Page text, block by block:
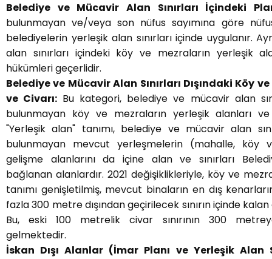
Belediye ve Mücavir Alan Sınırları İçindeki
bulunmayan ve/veya son nüfus sayımına göre
belediyelerin yerleşik alan sınırları içinde uygulanır.
alan sınırları içindeki köy ve mezraların yerleşik
hükümleri geçerlidir.
Belediye ve Mücavir Alan Sınırları Dışındaki Köy
ve Civarı: Bu kategori, belediye ve mücavir alan
bulunmayan köy ve mezraların yerleşik alanları
"Yerleşik alan" tanımı, belediye ve mücavir alan
bulunmayan mevcut yerleşmelerin (mahalle, köy
gelişme alanlarını da içine alan ve sınırları
bağlanan alanlardır. 2021 değişiklikleriyle, köy ve
tanımı genişletilmiş, mevcut binaların en dış
fazla 300 metre dışından geçirilecek sınırın içinde
Bu, eski 100 metrelik civar sınırının 300
gelmektedir.
İskan Dışı Alanlar (İmar Planı ve Yerleşik Alan